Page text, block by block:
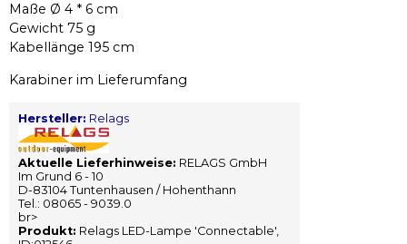
Maße Ø 4 * 6 cm
Gewicht 75 g
Kabellänge 195 cm
Karabiner im Lieferumfang
Hersteller: Relags
Aktuelle Lieferhinweise: RELAGS GmbH
Im Grund 6 - 10
D-83104 Tuntenhausen / Hohenthann
Tel.: 08065 - 9039.0
br>
Produkt: Relags LED-Lampe 'Connectable',